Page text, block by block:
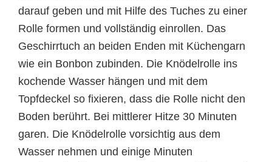
darauf geben und mit Hilfe des Tuches zu einer
Rolle formen und vollständig einrollen. Das
Geschirrtuch an beiden Enden mit Küchengarn
wie ein Bonbon zubinden. Die Knödelrolle ins
kochende Wasser hängen und mit dem
Topfdeckel so fixieren, dass die Rolle nicht den
Boden berührt. Bei mittlerer Hitze 30 Minuten
garen. Die Knödelrolle vorsichtig aus dem
Wasser nehmen und einige Minuten